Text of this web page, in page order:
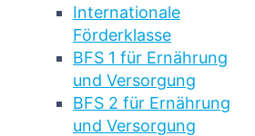
Internationale
Förderklasse
BFS 1 für Ernährung
und Versorgung
BFS 2 für Ernährung
und Versorgung